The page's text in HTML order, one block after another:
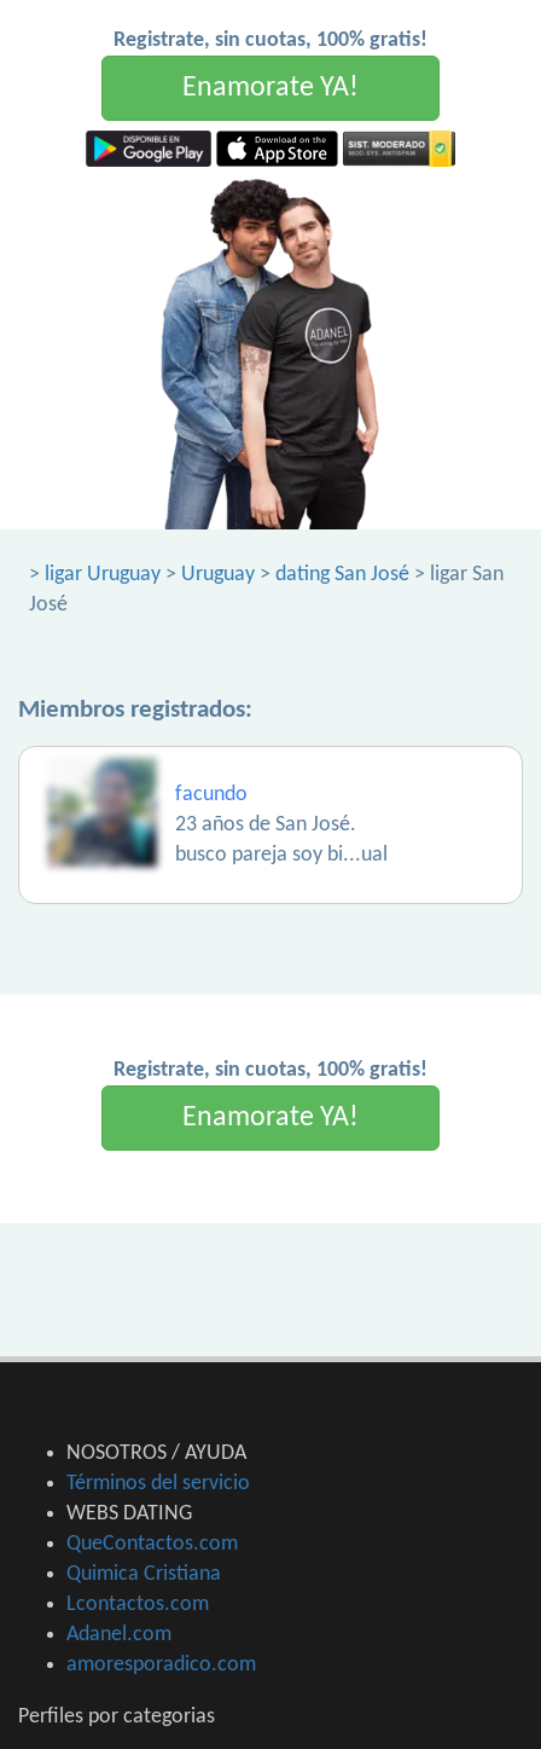
Registrate, sin cuotas, 100% gratis!
Enamorate YA!
> ligar Uruguay > Uruguay > dating San José > ligar San
José
Miembros registrados:
facundo
23 años de San José.
busco pareja soy bi...ual
Registrate, sin cuotas, 100% gratis!
Enamorate YA!
NOSOTROS / AYUDA
Términos del servicio
WEBS DATING
QueContactos.com
Quimica Cristiana
Lcontactos.com
Adanel.com
amoresporadico.com
Perfiles por categorias